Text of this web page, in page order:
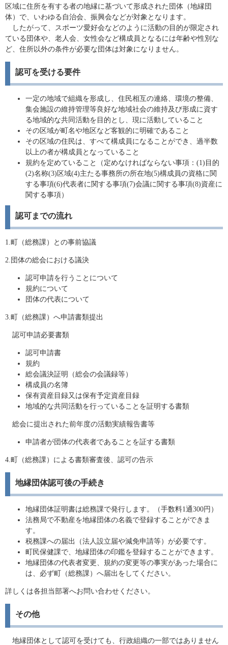
区域に住所を有する者の地縁に基づいて形成された団体（地縁団
体）で、いわゆる自治会、振興会などが対象となります。
したがって、スポーツ愛好会などのように活動の目的が限定され
ている団体や、老人会、女性会など構成員となるには年齢や性別な
ど、住所以外の条件が必要な団体は対象になりません。
認可を受ける要件
一定の地域で組織を形成し、住民相互の連絡、環境の整備、
集会施設の維持管理等良好な地域社会の維持及び形成に資す
る地域的な共同活動を目的とし、現に活動していること
その区域が町名や地区など客観的に明確であること
その区域の住民は、すべて構成員になることができ、過半数
以上の者が構成員となっていること
規約を定めていること（定めなければならない事項：(1)目的
(2)名称(3)区域(4)主たる事務所の所在地(5)構成員の資格に関
する事項(6)代表者に関する事項(7)会議に関する事項(8)資産に
関する事項）
認可までの流れ
1.町（総務課）との事前協議
2.団体の総会における議決
認可申請を行うことについて
規約について
団体の代表について
3.町（総務課）へ申請書類提出
認可申請必要書類
認可申請書
規約
総会議決証明（総会の会議録等）
構成員の名簿
保有資産目録又は保有予定資産目録
地域的な共同活動を行っていることを証明する書類
総会に提出された前年度の活動実績報告書等
申請者が団体の代表者であることを証する書類
4.町（総務課）による書類審査後、認可の告示
地縁団体認可後の手続き
地縁団体証明書は総務課で発行します。（手数料1通300円）
法務局で不動産を地縁団体の名義で登録することができま
す。
税務課への届出（法人設立届や減免申請等）が必要です。
町民保健課で、地縁団体の印鑑を登録することができます。
地縁団体の代表者変更、規約の変更等の事実があった場合に
は、必ず町（総務課）へ届出をしてください。
詳しくは各担当部署へお問い合わせください。
その他
地縁団体として認可を受けても、行政組織の一部ではありません